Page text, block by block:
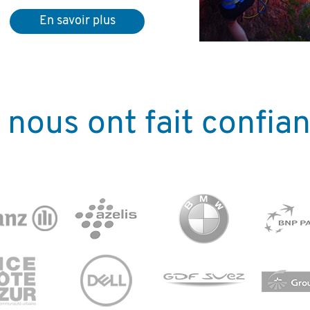
En savoir plus
nous ont fait